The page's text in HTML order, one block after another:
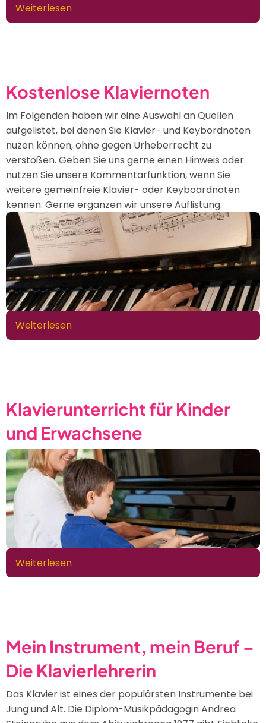
Weiterlesen
Musikinstrumente
wichtigsten
auf
einen
Blick
Kostenlose Klaviernoten
Im Folgenden haben wir eine Auswahl an Quellen
aufgelistet, bei denen Sie Klavier- und Keybordnoten
nuzen können, ohne gegen Urheberrecht zu
verstoßen. Geben Sie uns gerne einen Hinweis oder
nutzen Sie unsere Kommentarfunktion, wenn Sie
weitere gemeinfreie Klavier- oder Keyboardnoten
kennen. Gerne ergänzen wir unsere Auflistung.
Weiterlesen
Kostenlose
Klavierunterricht für Kinder
und Erwachsene
Weiterlesen
Klavierunterricht
Mein Instrument, mein Beruf –
Die Klavierlehrerin
Das Klavier ist eines der populärsten Instrumente bei
Jung und Alt. Die Diplom-Musikpädagogin Andrea